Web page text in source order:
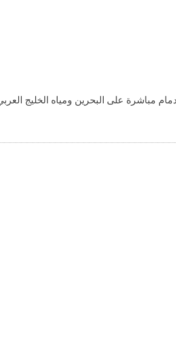
مباشرة على البحرين ومياه الخليج العربي